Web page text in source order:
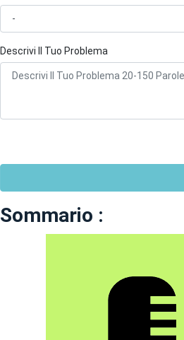
Descrivi Il Tuo Problema
Sommario :